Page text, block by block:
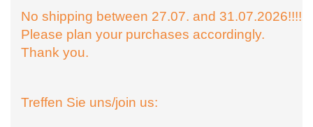
No shipping between 27.07. and 31.07.2026!!!!
Please plan your purchases accordingly.
Thank you.
Treffen Sie uns/join us: